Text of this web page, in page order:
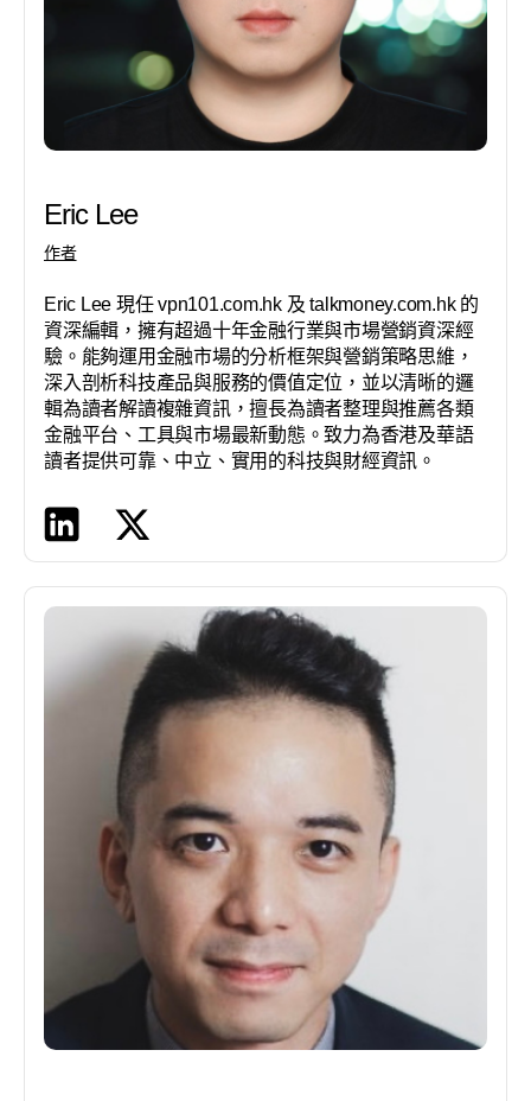
Eric Lee
作者
Eric Lee 現任 vpn101.com.hk 及 talkmoney.com.hk 的
資深編輯，擁有超過十年金融行業與市場營銷資深經
驗。能夠運用金融市場的分析框架與營銷策略思維，
深入剖析科技產品與服務的價值定位，並以清晰的邏
輯為讀者解讀複雜資訊，擅長為讀者整理與推薦各類
金融平台、工具與市場最新動態。致力為香港及華語
讀者提供可靠、中立、實用的科技與財經資訊。